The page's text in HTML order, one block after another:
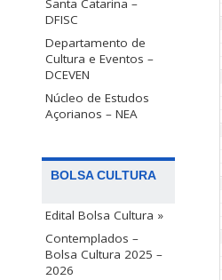
Santa Catarina –
DFISC
Departamento de
Cultura e Eventos –
DCEVEN
Núcleo de Estudos
Açorianos – NEA
BOLSA CULTURA
Edital Bolsa Cultura »
Contemplados –
Bolsa Cultura 2025 –
2026